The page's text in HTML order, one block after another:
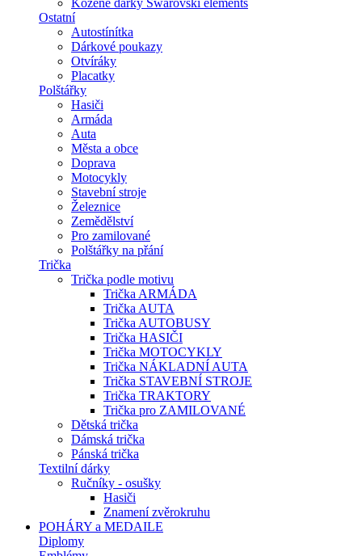
Kožené dárky Swarovski elements
Ostatní
Autostínítka
Dárkové poukazy
Otvíráky
Placatky
Polštářky
Hasiči
Armáda
Auta
Města a obce
Doprava
Motocykly
Stavební stroje
Železnice
Zemědělství
Pro zamilované
Polštářky na přání
Trička
Trička podle motivu
Trička ARMÁDA
Trička AUTA
Trička AUTOBUSY
Trička HASIČI
Trička MOTOCYKLY
Trička NÁKLADNÍ AUTA
Trička STAVEBNÍ STROJE
Trička TRAKTORY
Trička pro ZAMILOVANÉ
Dětská trička
Dámská trička
Pánská trička
Textilní dárky
Ručníky - osušky
Hasiči
Znamení zvěrokruhu
POHÁRY a MEDAILE
Diplomy